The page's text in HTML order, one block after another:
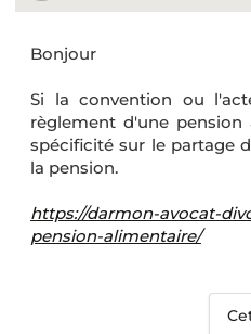
Bonjour
Si la convention ou
règlement d'une
spécificité sur le partage
la pension.
https://darmon-avocat-
pension-alimentaire/